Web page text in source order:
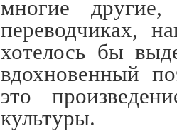
многие
переводчиках,
хотелось бы
вдохновенный
это
культуры.